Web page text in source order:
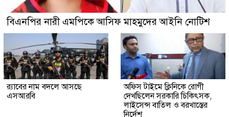
বিএনপির নারী এমপিকে আসিফ মাহমুদের আইনি নোটিশ
র‍্যাবের নাম বদলে আসছে
এসআরবি
অফিস টাইমে ক্লিনিকে রোগী
দেখছিলেন সরকারি চিকিৎসক,
লাইসেন্স বাতিল ও বরখাস্তের
নির্দেশ